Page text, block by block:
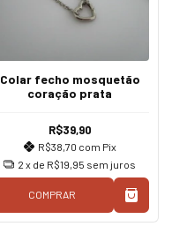
Colar fecho mosquetão
coração prata
R$39,90
R$38,70 com Pix
2 x de R$19,95 sem juros
COMPRAR